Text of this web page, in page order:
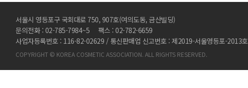
서울시 영등포구 국회대로 750, 907호(여의도동, 금산빌딩)
문의전화 : 02-785-7984~5 팩스 : 02-782-6659
사업자등록번호 : 116-82-02629 / 통신판매업 신고번호 : 제2019-서울영등포-2013호
COPYRIGHT © KOREA COSMETIC ASSOCIATION. ALL RIGHTS RESERVED.